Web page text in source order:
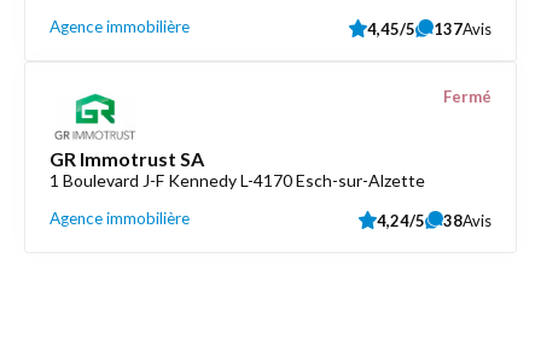
Agence immobilière 4,45/5 137Avis
GR Immotrust SA
1 Boulevard J-F Kennedy L-4170 Esch-sur-Alzette
Agence immobilière
Fermé
4,24/5 38Avis